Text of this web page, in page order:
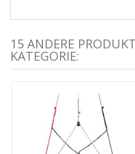
15 ANDERE
KATEGORIE: